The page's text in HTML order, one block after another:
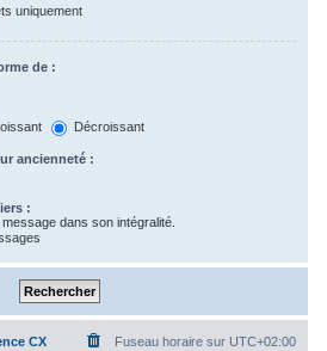
uniquement
de :
Décroissant
ancienneté :
:
dans son intégralité.
CX Fuseau horaire sur UTC+02:00